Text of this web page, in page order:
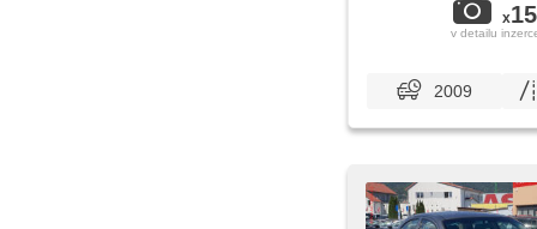
x15
v detailu
2009